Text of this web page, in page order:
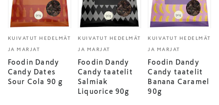
KUIVATUT HEDELMÄT
JA MARJAT
Foodin Dandy
Candy Dates
Sour Cola 90 g
KUIVATUT HEDELMÄT
JA MARJAT
Foodin Dandy
Candy taatelit
Salmiak
Liquorice 90g
KUIVATUT HEDELMÄT
JA MARJAT
Foodin Dandy
Candy taatelit
Banana Caramel
90g